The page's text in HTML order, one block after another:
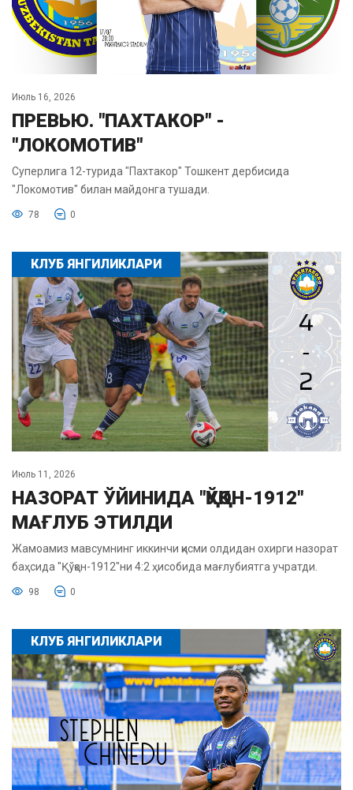
Июль 16, 2026
ПРЕВЬЮ. "ПАХТАКОР" -
"ЛОКОМОТИВ"
Суперлига 12-турида "Пахтакор" Тошкент дербисида
"Локомотив" билан майдонга тушади.
78 0
КЛУБ ЯНГИЛИКЛАРИ
Июль 11, 2026
НАЗОРАТ ЎЙИНИДА "ҚЎҚОН-1912"
МАҒЛУБ ЭТИЛДИ
Жамоамиз мавсумнинг иккинчи қисми олдидан охирги назорат
баҳсида "Қўқон-1912"ни 4:2 ҳисобида мағлубиятга учратди.
98 0
КЛУБ ЯНГИЛИКЛАРИ